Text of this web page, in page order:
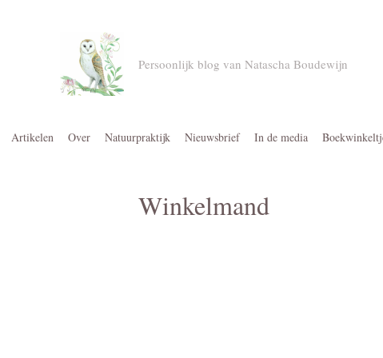
Persoonlijk blog van Natascha Boudewijn
Artikelen Over Natuurpraktijk Nieuwsbrief In de media
Winkelmand